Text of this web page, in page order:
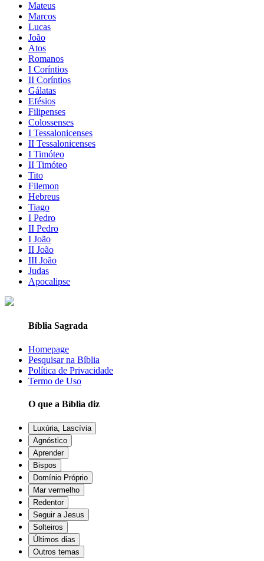
Mateus
Marcos
Lucas
João
Atos
Romanos
I Coríntios
II Coríntios
Gálatas
Efésios
Filipenses
Colossenses
I Tessalonicenses
II Tessalonicenses
I Timóteo
II Timóteo
Tito
Filemon
Hebreus
Tiago
I Pedro
II Pedro
I João
II João
III João
Judas
Apocalipse
Bíblia Sagrada
Homepage
Pesquisar na Bíblia
Política de Privacidade
Termo de Uso
O que a Bíblia diz
Luxúria, Lascívia
Agnóstico
Aprender
Bispos
Domínio Próprio
Mar vermelho
Redentor
Seguir a Jesus
Solteiros
Últimos dias
Outros temas